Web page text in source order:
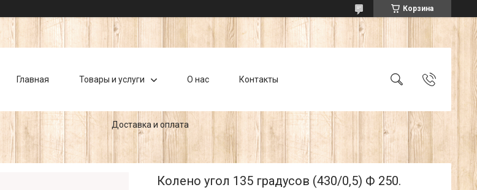
Корзина
Главная Товары и услуги О нас Контакты
Доставка и оплата
Колено угол 135 градусов (430/0,5) Ф 250.